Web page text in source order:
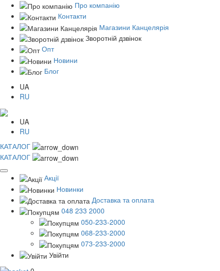
Про компанію
Контакти
Магазини Канцелярія
Зворотній дзвінок
Опт
Новини
Блог
UA
RU
UA
RU
КАТАЛОГ
КАТАЛОГ
Акції
Новинки
Доставка та оплата
048 233 2000
050-233-2000
068-233-2000
073-233-2000
Увійти